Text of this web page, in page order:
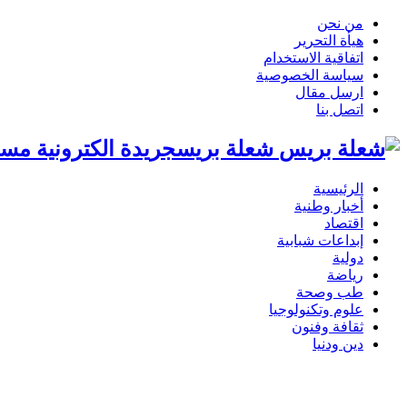
من نحن
هيأة التحرير
اتفاقية الاستخدام
سياسة الخصوصية
ارسل مقال
اتصل بنا
شعلة بريسجريدة الكترونية
الرئيسية
أخبار وطنية
اقتصاد
إبداعات شبابية
دولية
رياضة
طب وصحة
علوم وتكنولوجيا
ثقافة وفنون
دين ودنيا